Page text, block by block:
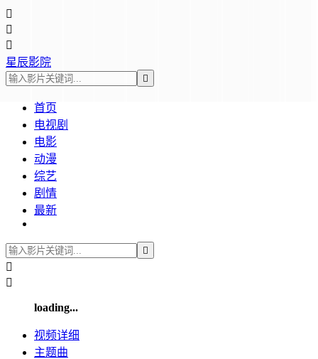



星辰影院

首页
电视剧
电影
动漫
综艺
剧情
最新



loading...
视频详细
主题曲